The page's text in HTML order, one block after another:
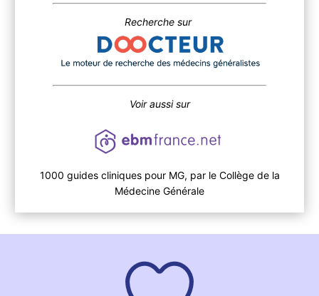
Recherche sur
Voir aussi sur
1000 guides cliniques pour MG, par le Collège de la
Médecine Générale